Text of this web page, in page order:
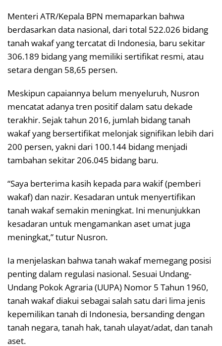
Menteri ATR/Kepala BPN memaparkan bahwa
berdasarkan data nasional, dari total 522.026 bidang
tanah wakaf yang tercatat di Indonesia, baru sekitar
306.189 bidang yang memiliki sertifikat resmi, atau
setara dengan 58,65 persen.
Meskipun capaiannya belum menyeluruh, Nusron
mencatat adanya tren positif dalam satu dekade
terakhir. Sejak tahun 2016, jumlah bidang tanah
wakaf yang bersertifikat melonjak signifikan lebih dari
200 persen, yakni dari 100.144 bidang menjadi
tambahan sekitar 206.045 bidang baru.
“Saya berterima kasih kepada para wakif (pemberi
wakaf) dan nazir. Kesadaran untuk menyertifikan
tanah wakaf semakin meningkat. Ini menunjukkan
kesadaran untuk mengamankan aset umat juga
meningkat,” tutur Nusron.
Ia menjelaskan bahwa tanah wakaf memegang posisi
penting dalam regulasi nasional. Sesuai Undang-
Undang Pokok Agraria (UUPA) Nomor 5 Tahun 1960,
tanah wakaf diakui sebagai salah satu dari lima jenis
kepemilikan tanah di Indonesia, bersanding dengan
tanah negara, tanah hak, tanah ulayat/adat, dan tanah
aset.